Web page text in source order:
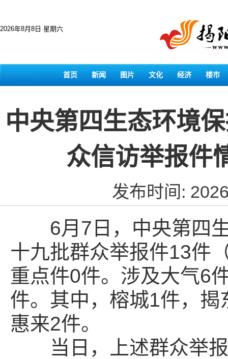
2026年8月8日 星期六
首页 新闻 图片 文化 经济 楼市
中央第四生态环境
众信访举报件
发布时间:
6月7日，中央第四生
十九批群众举报件13件
重点件0件。涉及大气6
件。其中，榕城1件，
惠来2件。
当日，上述群众举报